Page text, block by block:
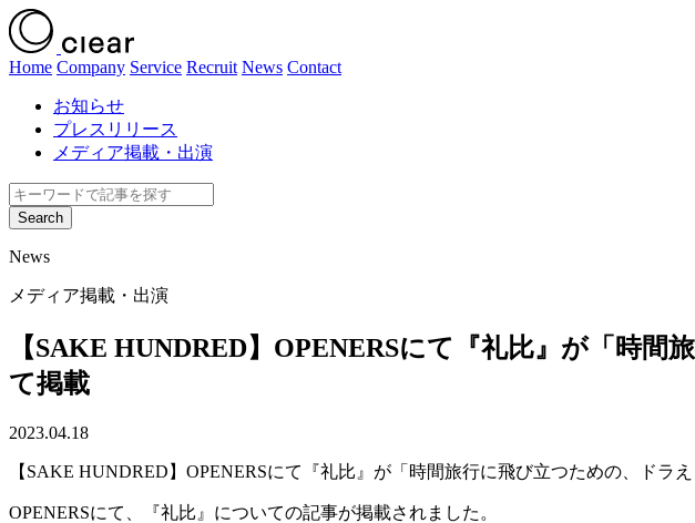
Home Company Service Recruit News Contact
お知らせ
プレスリリース
メディア掲載・出演
News
メディア掲載・出演
【SAKE HUNDRED】OPENERSにて『礼比』が「時
て掲載
2023.04.18
【SAKE HUNDRED】OPENERSにて『礼比』が「時間旅行に飛び立つための、ドラ
OPENERSにて、『礼比』についての記事が掲載されました。